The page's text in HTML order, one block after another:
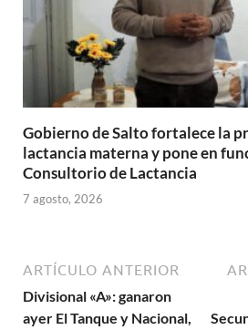
Gobierno de Salto fortalece la
lactancia materna y pone en
Consultorio de Lactancia
7 agosto, 2026
ARTÍCULO ANTERIOR
Divisional «A»: ganaron
ayer El Tanque y Nacional,